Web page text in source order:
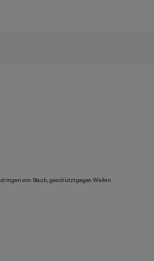
von Staub, geschützt gegen Wellen.